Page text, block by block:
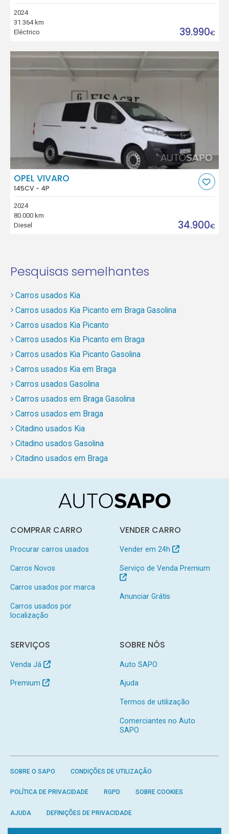
2024
31.364 km
Eléctrico
39.990€
OPEL VIVARO
145CV - 4P
2024
80.000 km
Diesel
34.900€
Pesquisas semelhantes
Carros usados Kia
Carros usados Kia Picanto em Braga Gasolina
Carros usados Kia Picanto
Carros usados Kia Picanto em Braga
Carros usados Kia Picanto Gasolina
Carros usados Kia em Braga
Carros usados Gasolina
Carros usados em Braga Gasolina
Carros usados em Braga
Citadino usados Kia
Citadino usados Gasolina
Citadino usados em Braga
COMPRAR CARRO
Procurar carros usados
Carros Novos
Carros usados por marca
Carros usados por
localização
VENDER CARRO
Vender em 24h
Serviço de Venda Premium
Anunciar Grátis
SERVIÇOS
Venda Já
Premium
SOBRE NÓS
Auto SAPO
Ajuda
Termos de utilização
Comerciantes no Auto
SAPO
SOBRE O SAPO CONDIÇÕES DE UTILIZAÇÃO
POLÍTICA DE PRIVACIDADE RGPD SOBRE COOKIES
AJUDA DEFINIÇÕES DE PRIVACIDADE